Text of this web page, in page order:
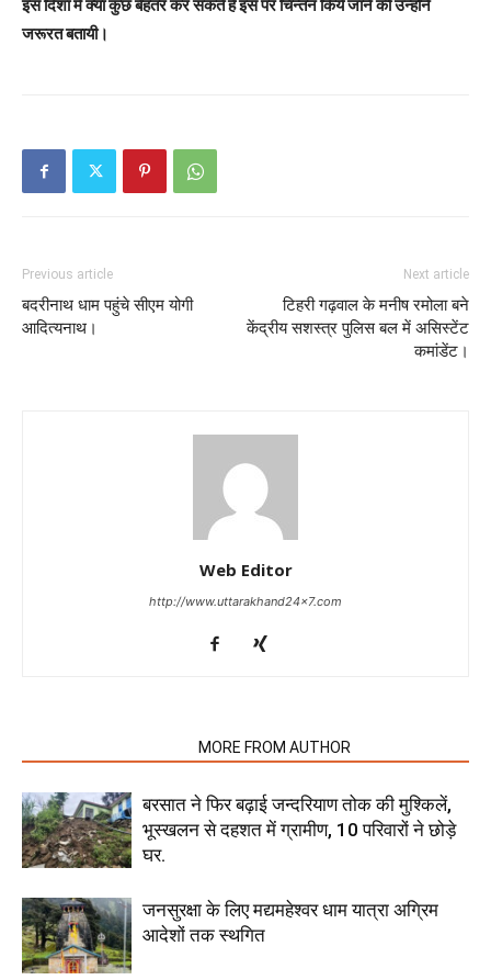
इस दिशा में क्या कुछ बेहतर कर सकते है इस पर चिन्तन किये जाने की उन्होंने
जरूरत बतायी।
Previous article
बदरीनाथ धाम पहुंचे सीएम योगी
आदित्यनाथ।
Next article
टिहरी गढ़वाल के मनीष रमोला बने
केंद्रीय सशस्त्र पुलिस बल में असिस्टेंट
कमांडेंट।
Web Editor
http://www.uttarakhand24x7.com
MORE FROM AUTHOR
बरसात ने फिर बढ़ाई जन्दरियाण तोक की मुश्किलें,
भूस्खलन से दहशत में ग्रामीण, 10 परिवारों ने छोड़े
घर.
जनसुरक्षा के लिए मद्यमहेश्वर धाम यात्रा अग्रिम
आदेशों तक स्थगित